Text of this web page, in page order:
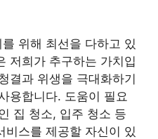
위해 최선을 다하고 있
저희가 추구하는 가치입
결과 위생을 극대화하기
용합니다. 도움이 필요
집 청소, 입주 청소 등
비스를 제공할 자신이 있